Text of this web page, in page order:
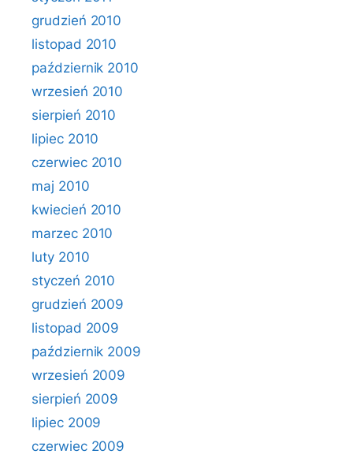
grudzień 2010
listopad 2010
październik 2010
wrzesień 2010
sierpień 2010
lipiec 2010
czerwiec 2010
maj 2010
kwiecień 2010
marzec 2010
luty 2010
styczeń 2010
grudzień 2009
listopad 2009
październik 2009
wrzesień 2009
sierpień 2009
lipiec 2009
czerwiec 2009